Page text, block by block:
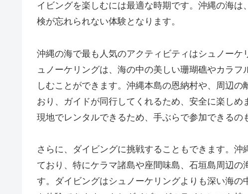
イビングを楽しむには最適な時期です。沖縄の海
検が忘れられない体験となります。
沖縄の海で最も人気のアクティビティはシュノー
ュノーケリングは、海の中の美しい珊瑚礁やカラ
しむことができます。沖縄本島の恩納村や、周辺
おり、ガイドが同行してくれるため、安全に楽し
現地でレンタルできるため、手ぶらで参加できるの
さらに、ダイビングに挑戦することもできます。
ており、特にケラマ諸島や座間味島、石垣島周辺
す。ダイビングはシュノーケリングよりも深い海